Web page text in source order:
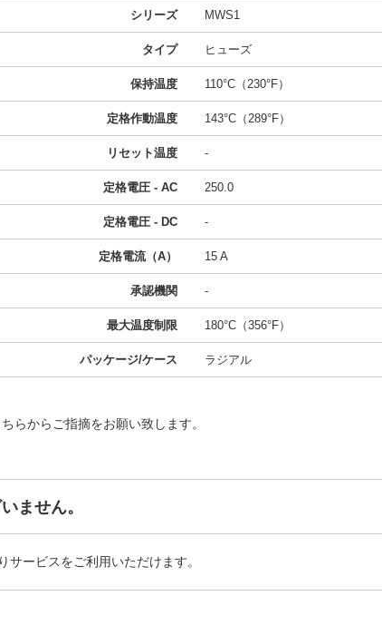
シリーズ MWS1
タイプ ヒューズ
保持温度 110°C（230°F）
定格作動温度 143°C（289°F）
リセット温度 -
定格電圧 - AC 250.0
定格電圧 - DC -
定格電流（A） 15 A
承認機関 -
最大温度制限 180°C（356°F）
パッケージ/ケース ラジアル
らからご指摘をお願い致します。
ません。
ービスをご利用いただけます。